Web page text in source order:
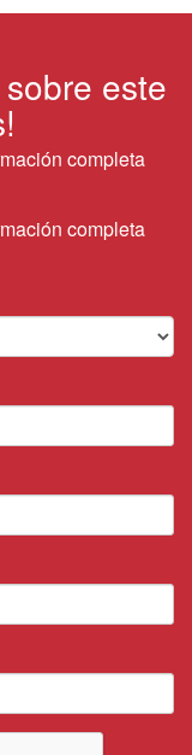
este
completa
completa